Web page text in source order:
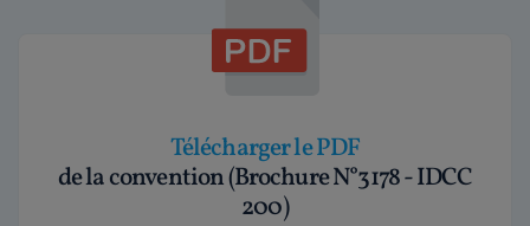
Télécharger le PDF
de la convention (Brochure N°3178 - IDCC
200)